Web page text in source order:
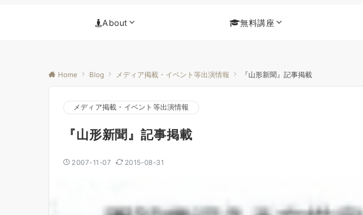
About 無料講座
Home Blog メディア掲載・イベント等出演情報 『山形新聞』記事掲載
メディア掲載・イベント等出演情報
『山形新聞』記事掲載
2007-11-07 2015-08-31